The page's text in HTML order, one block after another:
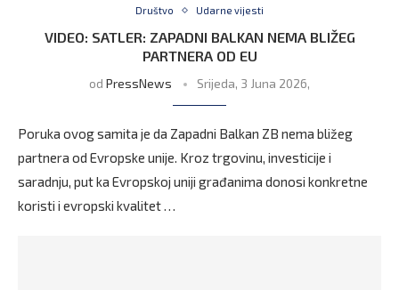
Društvo Udarne vijesti
VIDEO: SATLER: ZAPADNI BALKAN NEMA BLIŽEG
PARTNERA OD EU
od PressNews Srijeda, 3 Juna 2026,
Poruka ovog samita je da Zapadni Balkan ZB nema bližeg
partnera od Evropske unije. Kroz trgovinu, investicije i
saradnju, put ka Evropskoj uniji građanima donosi konkretne
koristi i evropski kvalitet …